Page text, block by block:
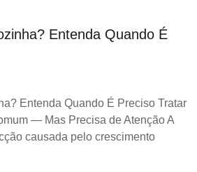
Entenda Quando É
Entenda Quando É Preciso Tratar
— Mas Precisa de Atenção A
causada pelo crescimento